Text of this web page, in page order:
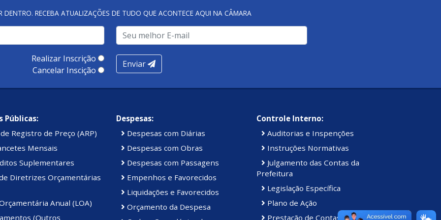
DENTRO. RECEBA ATUALIZAÇÕES DE TUDO QUE ACONTECE AQUI NA CÂMARA
Realizar Inscrição
Cancelar Inscição
Enviar
Públicas:
Registro de Preço (ARP)
Mensais
Suplementares
Diretrizes Orçamentárias
Anual (LOA)
(Outros
Despesas:
Despesas com Diárias
Despesas com Obras
Despesas com Passagens
Empenhos e Favorecidos
Liquidações e Favorecidos
Orçamento da Despesa
Controle Interno:
Auditorias e Inspenções
Instruções Normativas
Julgamento das Contas da
Prefeitura
Legislação Específica
Plano de Ação
Prestação de Contas Anual (PCA)